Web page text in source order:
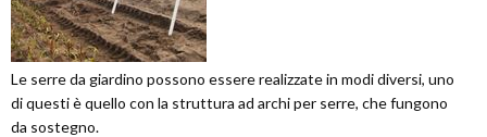
Le serre da giardino possono essere realizzate in modi diversi, uno
di questi è quello con la struttura ad archi per serre, che fungono
da sostegno.